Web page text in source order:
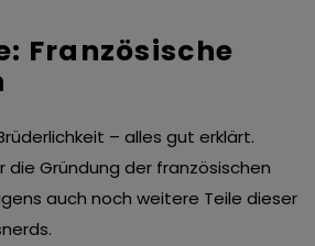
Französische
– alles gut erklärt.
die Gründung der französischen
auch noch weitere Teile dieser